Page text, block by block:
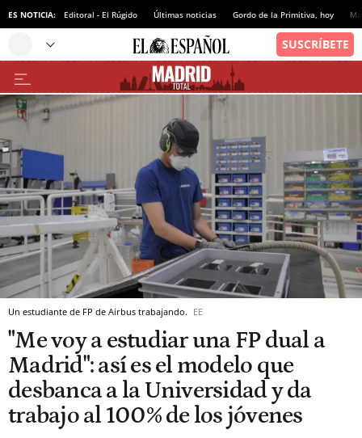
ES NOTICIA: Editoral - El Rúgido Últimas noticias Gordo de la Primitiva, hoy
Un estudiante de FP de Airbus trabajando. EE
"Me voy a estudiar una FP dual a
Madrid": así es el modelo que
desbanca a la Universidad y da
trabajo al 100% de los jóvenes